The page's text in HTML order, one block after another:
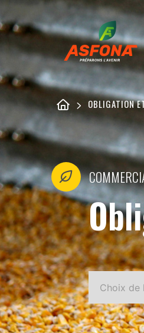
OBLIGATION